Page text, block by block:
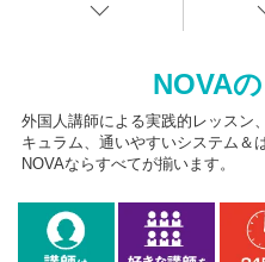
NOVA
外国人講師による実践的レッスン
キュラム、通いやすいシステム＆
NOVAならすべてが揃います。